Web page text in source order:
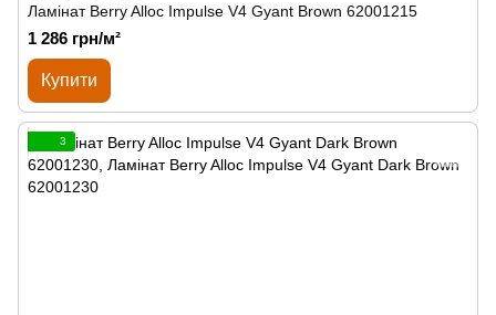
Ламінат Berry Alloc Impulse V4 Gyant Brown 62001215
1 286 грн/м²
Купити
3